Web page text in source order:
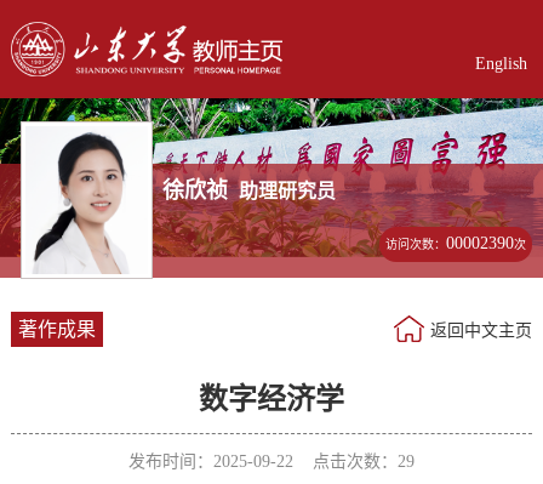
English
徐欣祯 助理研究员
访问次数：00002390次
著作成果 返回中文主页
数字经济学
发布时间：2025-09-22 点击次数： 29